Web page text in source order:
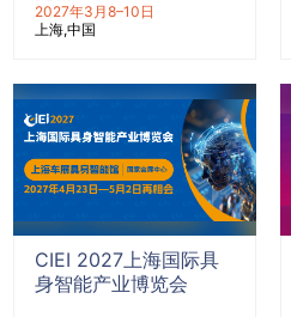
2027年3月8–10日
上海 中国
CIEI 2027上海国际具
身智能产业博览会